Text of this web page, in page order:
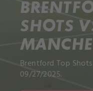
SHOTS
Brentford Top
09/27/2025.